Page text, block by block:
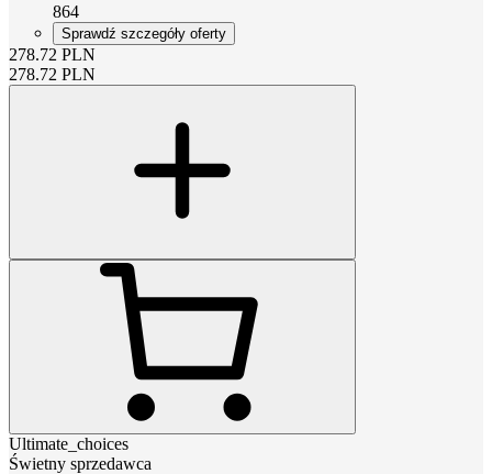
864
Sprawdź szczegóły oferty
278.72 PLN
278.72 PLN
Ultimate_choices
Świetny sprzedawca